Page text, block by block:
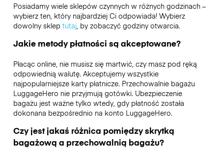
Posiadamy wiele sklepów czynnych w różnych godzinach –
wybierz ten, który najbardziej Ci odpowiada! Wybierz
dowolny sklep tutaj, by zobaczyć godziny otwarcia.
Jakie metody płatności są akceptowane?
Płacąc online, nie musisz się martwić, czy masz pod ręką
odpowiednią walutę. Akceptujemy wszystkie
najpopularniejsze karty płatnicze. Przechowalnie bagażu
LuggageHero nie przyjmują gotówki. Ubezpieczenie
bagażu jest ważne tylko wtedy, gdy płatność została
dokonana bezpośrednio na konto LuggageHero.
Czy jest jakaś różnica pomiędzy skrytką
bagażową a przechowalnią bagażu?